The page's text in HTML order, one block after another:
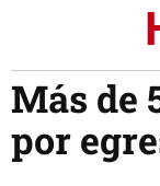
Más de
por